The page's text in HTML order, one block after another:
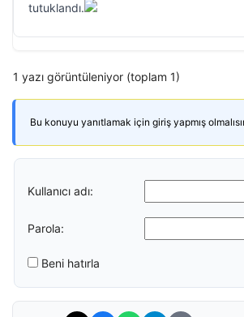
tutuklandı.
1 yazı görüntüleniyor (toplam 1)
Bu konuyu yanıtlamak için giriş yapmış
Kullanıcı adı:
Parola:
Beni hatırla